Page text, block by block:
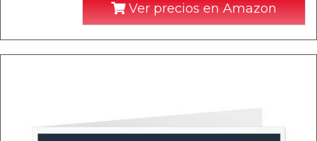
Ver precios en Amazon